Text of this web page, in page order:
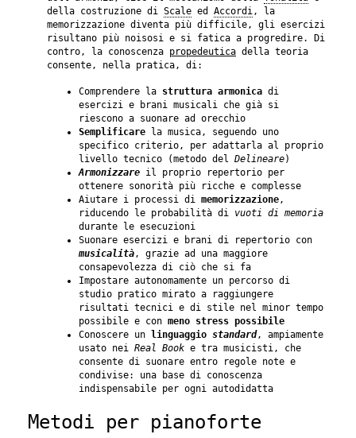
della costruzione di Scale ed Accordi, la
memorizzazione diventa più difficile, gli esercizi
risultano più noisosi e si fatica a progredire. Di
contro, la conoscenza propedeutica della teoria
consente, nella pratica, di:
Comprendere la struttura armonica di
esercizi e brani musicali che già si
riescono a suonare ad orecchio
Semplificare la musica, seguendo uno
specifico criterio, per adattarla al proprio
livello tecnico (metodo del Delineare)
Armonizzare il proprio repertorio per
ottenere sonorità più ricche e complesse
Aiutare i processi di memorizzazione,
riducendo le probabilità di vuoti di memoria
durante le esecuzioni
Suonare esercizi e brani di repertorio con
musicalità, grazie ad una maggiore
consapevolezza di ciò che si fa
Impostare autonomamente un percorso di
studio pratico mirato a raggiungere
risultati tecnici e di stile nel minor tempo
possibile e con meno stress possibile
Conoscere un
linguaggio standard, ampiamente
usato nei Real Book e tra musicisti, che
consente di suonare entro regole note e
condivise: una base di conoscenza
indispensabile per ogni autodidatta
Metodi per pianoforte